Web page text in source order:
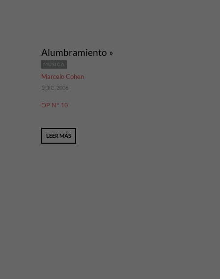
Alumbramiento »
MÚSICA
Marcelo Cohen
1 DIC, 2006
OP N° 10
LEER MÁS